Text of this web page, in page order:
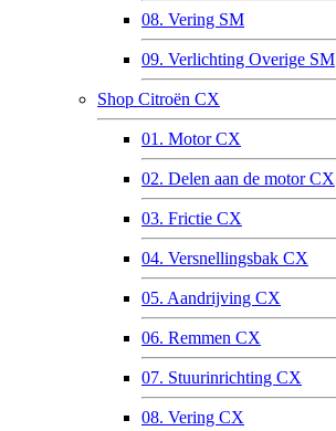
08. Vering SM
09. Verlichting Overige SM
Shop Citroën CX
01. Motor CX
02. Delen aan de motor CX
03. Frictie CX
04. Versnellingsbak CX
05. Aandrijving CX
06. Remmen CX
07. Stuurinrichting CX
08. Vering CX